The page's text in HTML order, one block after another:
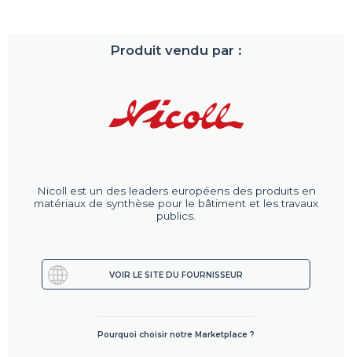
Produit vendu par :
Nicoll est un des leaders européens des produits en
matériaux de synthèse pour le bâtiment et les travaux
publics.
VOIR LE SITE DU FOURNISSEUR
Pourquoi choisir notre Marketplace ?